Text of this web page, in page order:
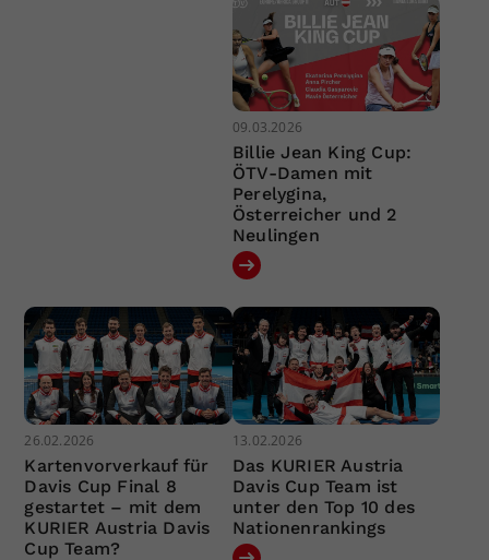
09.03.2026
Billie Jean King Cup:
ÖTV-Damen mit
Perelygina,
Österreicher und 2
Neulingen
26.02.2026
Kartenvorverkauf für
Davis Cup Final 8
gestartet – mit dem
KURIER Austria Davis
Cup Team?
13.02.2026
Das KURIER Austria
Davis Cup Team ist
unter den Top 10 des
Nationenrankings